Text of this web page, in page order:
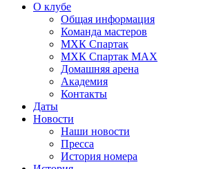
О клубе
Общая информация
Команда мастеров
МХК Спартак
МХК Спартак МАХ
Домашняя арена
Академия
Контакты
Даты
Новости
Наши новости
Пресса
История номера